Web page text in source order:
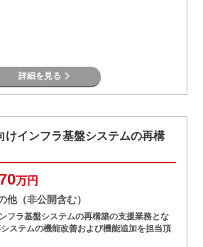
詳細を見る
けインフラ基盤システムの再構
70万円
（非公開含む）
フラ基盤システムの再構築の支援業務とな
ステムの機能改善および機能追加を担当頂